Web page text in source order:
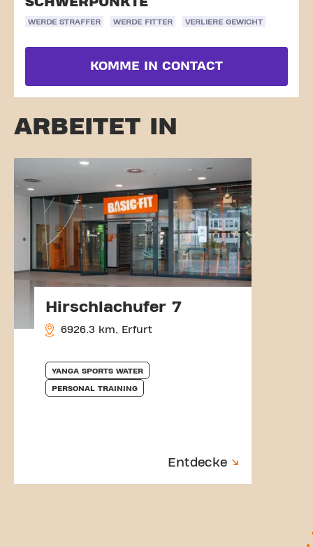
WERDE STRAFFER WERDE FITTER VERLIERE GEWICHT
KOMME IN CONTACT
ARBEITET IN
Hirschlachufer 7
6926.3 km, Erfurt
YANGA SPORTS WATER
PERSONAL TRAINING
Entdecke